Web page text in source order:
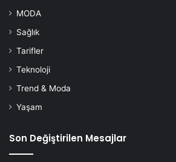
MODA
Sağlık
Tarifler
Teknoloji
Trend & Moda
Yaşam
Son Değiştirilen Mesajlar